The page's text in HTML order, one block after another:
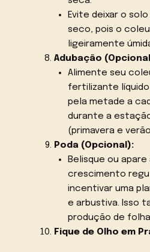
Evite deixar o
seco, pois o
ligeiramente
Adubação
Alimente seu
fertilizante líquido
pela metade a
durante a
(primavera e
Poda (Opcional):
Belisque ou
crescimento
incentivar uma
e arbustiva. Isso
produção de
Fique de Olho em